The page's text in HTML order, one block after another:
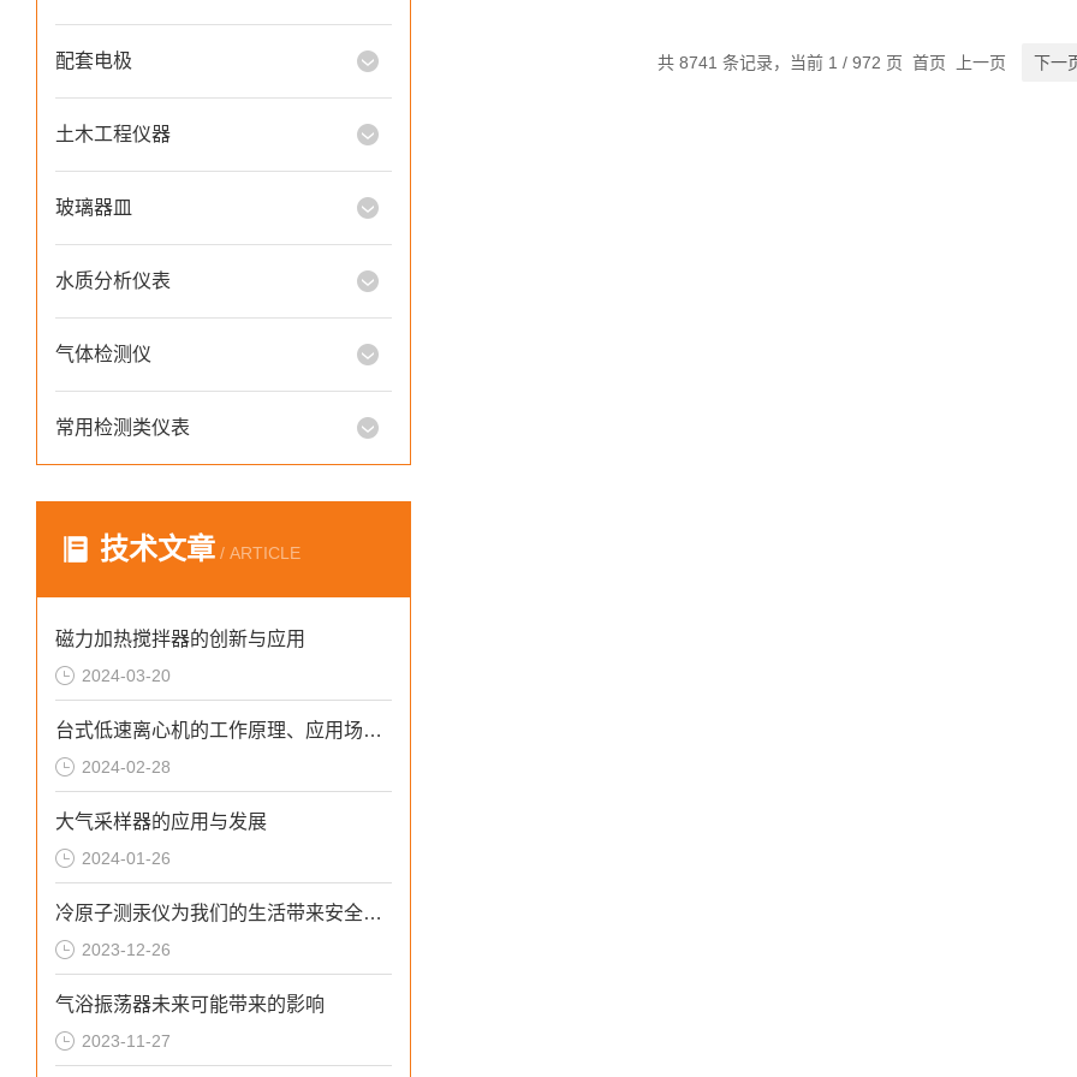
配套电极
土木工程仪器
玻璃器皿
水质分析仪表
气体检测仪
常用检测类仪表
技术文章 / ARTICLE
磁力加热搅拌器的创新与应用
2024-03-20
台式低速离心机的工作原理、应用场景和维护要点
2024-02-28
大气采样器的应用与发展
2024-01-26
冷原子测汞仪为我们的生活带来安全和健康
2023-12-26
气浴振荡器未来可能带来的影响
2023-11-27
共 8741 条记录，当前 1 / 972 页 首页 上一页 下一